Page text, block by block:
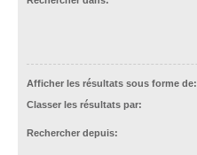
Afficher les résultats sous forme de:
Classer les résultats par:
Rechercher depuis: